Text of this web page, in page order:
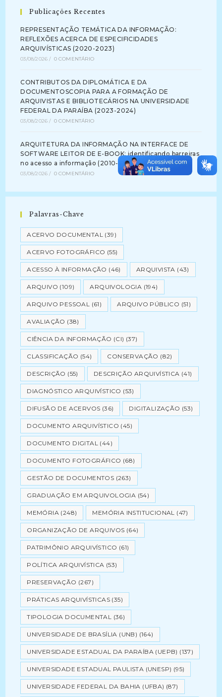
Publicações Recentes
REPRESENTAÇÃO TEMÁTICA DA INFORMAÇÃO:
REFLEXÕES ACERCA DE ESPECIFICIDADES
ARQUIVÍSTICAS (2020-2023)
03/08/2026 / 0 COMENTÁRIO
CONTRIBUTOS DA DIPLOMÁTICA E DA
DOCUMENTOSCOPIA PARA A FORMAÇÃO DE
ARQUIVISTAS E BIBLIOTECÁRIOS NA UNIVERSIDADE
FEDERAL DA PARAÍBA (2023-2024)
03/08/2026 / 0 COMENTÁRIO
ARQUITETURA DA INFORMAÇÃO NA INTERFACE DE
SOFTWARE LEITOR DE E-BOOK: identificando barreiras
no acesso a informação (2010-2012)
03/08/2026 / 0 COMENTÁRIO
Palavras-Chave
ACERVO DOCUMENTAL (39)
ACERVO FOTOGRÁFICO (55)
ACESSO À INFORMAÇÃO (46) ARQUIVISTA (43)
ARQUIVO (109) ARQUIVOLOGIA (194)
ARQUIVO PESSOAL (61) ARQUIVO PÚBLICO (51)
AVALIAÇÃO (38)
CIÊNCIA DA INFORMAÇÃO (CI) (37)
CLASSIFICAÇÃO (54) CONSERVAÇÃO (82)
DESCRIÇÃO (55) DESCRIÇÃO ARQUIVÍSTICA (41)
DIAGNÓSTICO ARQUIVÍSTICO (53)
DIFUSÃO DE ACERVOS (36) DIGITALIZAÇÃO (53)
DOCUMENTO ARQUIVÍSTICO (45)
DOCUMENTO DIGITAL (44)
DOCUMENTO FOTOGRÁFICO (68)
GESTÃO DE DOCUMENTOS (263)
GRADUAÇÃO EM ARQUIVOLOGIA (54)
MEMÓRIA (248) MEMÓRIA INSTITUCIONAL (47)
ORGANIZAÇÃO DE ARQUIVOS (64)
PATRIMÔNIO ARQUIVÍSTICO (61)
POLÍTICA ARQUIVÍSTICA (53)
PRESERVAÇÃO (267)
PRÁTICAS ARQUIVÍSTICAS (35)
TIPOLOGIA DOCUMENTAL (36)
UNIVERSIDADE DE BRASÍLIA (UNB) (164)
UNIVERSIDADE ESTADUAL DA PARAÍBA (UEPB) (137)
UNIVERSIDADE ESTADUAL PAULISTA (UNESP) (95)
UNIVERSIDADE FEDERAL DA BAHIA (UFBA) (87)